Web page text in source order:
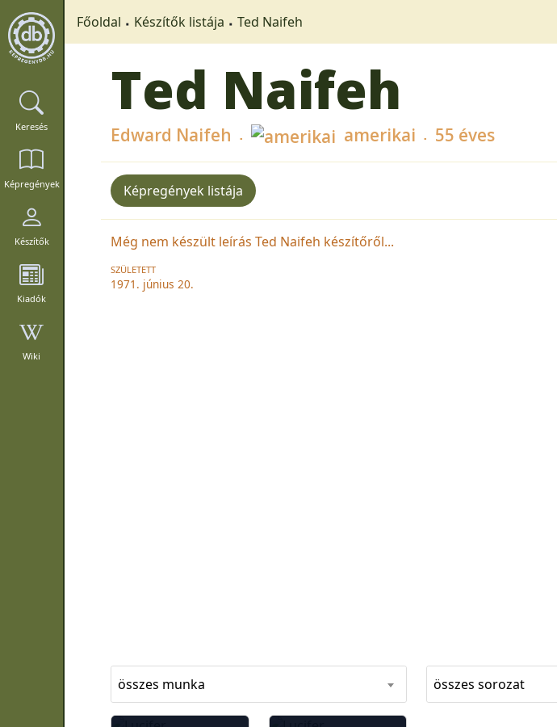
Keresés
Képregények
Készítők
Kiadók
Wiki
Főoldal Készítők listája Ted Naifeh
Ted Naifeh
Edward Naifeh amerikai 55 éves
Képregények listája
Még nem készült leírás Ted Naifeh készítőről...
SZÜLETETT
1971. június 20.
összes munka összes sorozat